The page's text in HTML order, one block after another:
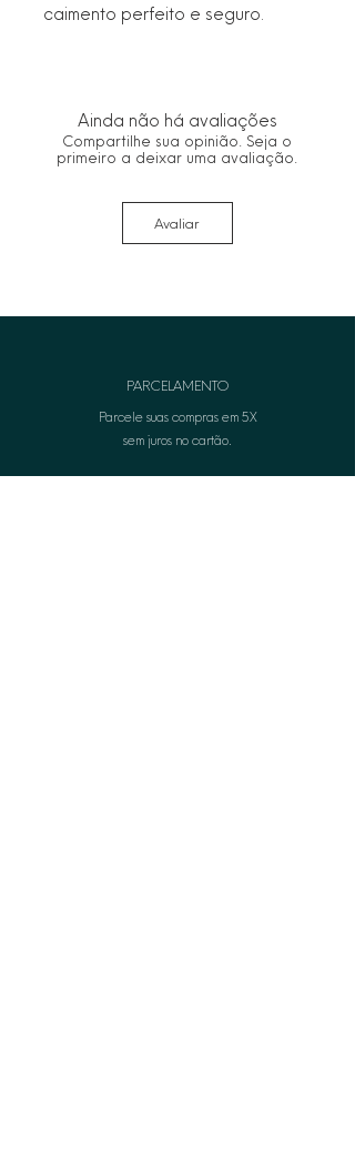
caimento perfeito e seguro.
Ainda não há avaliações
Compartilhe sua opinião. Seja o
primeiro a deixar uma avaliação.
Avaliar
PARCELAMENTO
Parcele suas compras em 5X
sem juros no cartão.